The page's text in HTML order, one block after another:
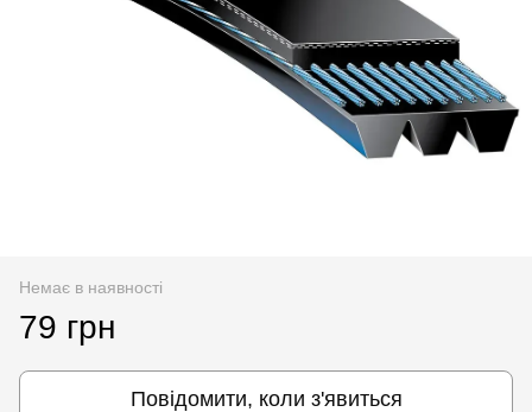
Немає в наявності
79 грн
Повідомити, коли з'явиться